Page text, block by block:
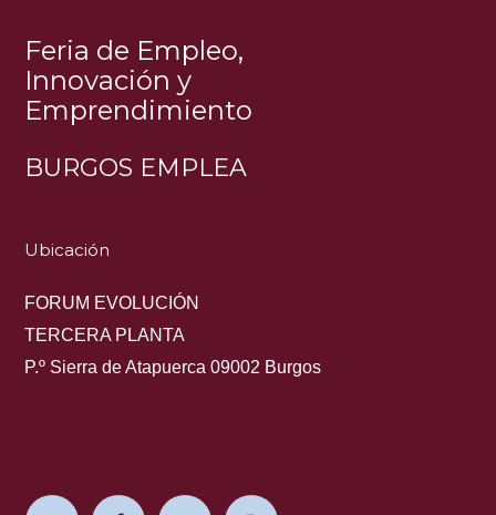
Feria de Empleo,
Innovación y
Emprendimiento
BURGOS EMPLEA
Ubicación
FORUM EVOLUCIÓN
TERCERA PLANTA
P.º Sierra de Atapuerca 09002 Burgos